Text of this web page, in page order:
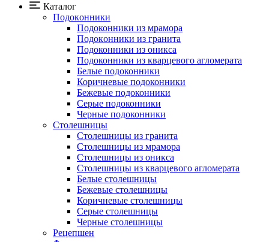
Каталог
Подокoнники
Подоконники из мрамора
Подокoнники из гранита
Подоконники из оникса
Подоконники из кварцевого агломерата
Белые подоконники
Коричневые подоконники
Бежевые подоконники
Серые подоконники
Черные подоконники
Столешницы
Столешницы из гранита
Столешницы из мрамора
Столешницы из оникса
Столешницы из кварцевого агломерата
Белые столешницы
Бежевые столешницы
Коричневые столешницы
Серые столешницы
Черные столешницы
Рецепшен